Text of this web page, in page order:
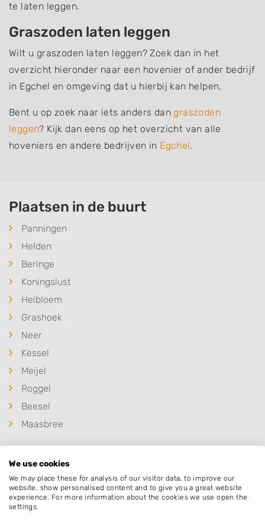
te laten leggen.
Graszoden laten leggen
Wilt u graszoden laten leggen? Zoek dan in het
overzicht hieronder naar een hovenier of ander bedrijf
in Egchel en omgeving dat u hierbij kan helpen.
Bent u op zoek naar iets anders dangraszoden
leggen? Kijk dan eens op het overzicht van alle
hoveniers en andere bedrijven in Egchel.
Plaatsen in de buurt
Panningen
Helden
Beringe
Koningslust
Heibloem
Grashoek
Neer
Kessel
Meijel
Roggel
Beesel
Maasbree
Populaire hoveniers
We use cookies
We may place these for analysis of our visitor data, to improve our
website, show personalised content and to give you a great website
experience. For more information about the cookies we use open the
settings.